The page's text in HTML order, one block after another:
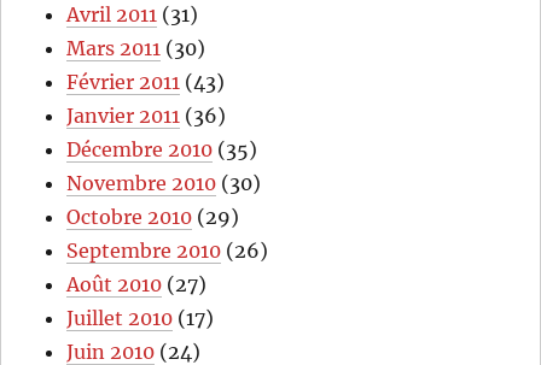
Avril 2011 (31)
Mars 2011 (30)
Février 2011 (43)
Janvier 2011 (36)
Décembre 2010 (35)
Novembre 2010 (30)
Octobre 2010 (29)
Septembre 2010 (26)
Août 2010 (27)
Juillet 2010 (17)
Juin 2010 (24)